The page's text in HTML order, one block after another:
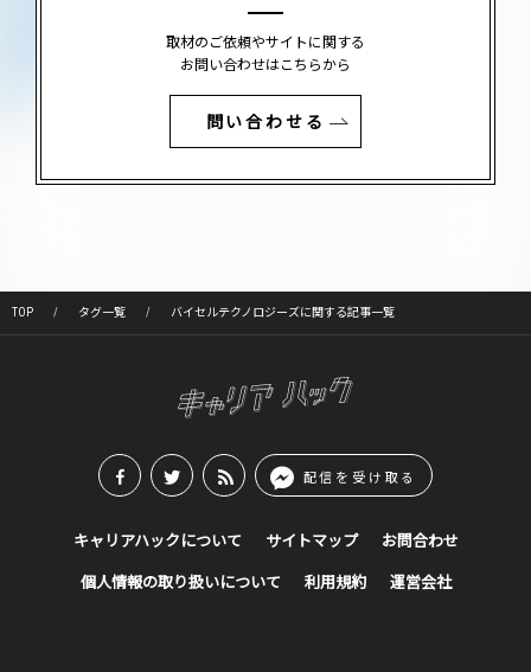
取材のご依頼やサイトに関する
お問い合わせはこちらから
問い合わせる
TOP タグ一覧 バイセルテクノロジーズに関する記事一覧
配信を受け取る
キャリアハックについて サイトマップ お問合わせ
個人情報の取り扱いについて 利用規約 運営会社